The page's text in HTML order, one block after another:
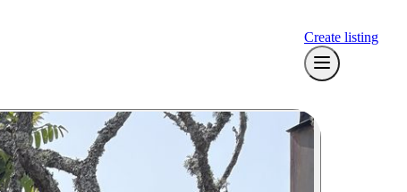
Create listing